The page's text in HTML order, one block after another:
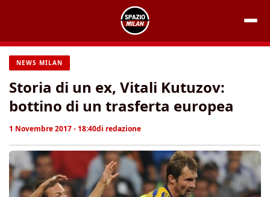
contenuto
NEWS MILAN
Storia di un ex, Vitali Kutuzov:
bottino di un trasferta europea
1 Novembre 2017 - 18:40di redazione